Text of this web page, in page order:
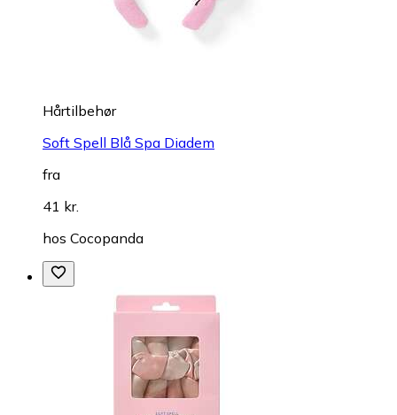
Hårtilbehør
Soft Spell Blå Spa Diadem
fra
41 kr.
hos Cocopanda